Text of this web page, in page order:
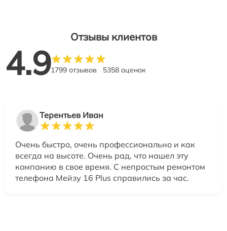
Отзывы клиентов
4.91799 отзывов 5358 оценок
Терентьев Иван
Очень быстро, очень профессионально и как
всегда на высоте. Очень рад, что нашел эту
компанию в свое время. С непростым ремонтом
телефона Мейзу 16 Plus справились за час.